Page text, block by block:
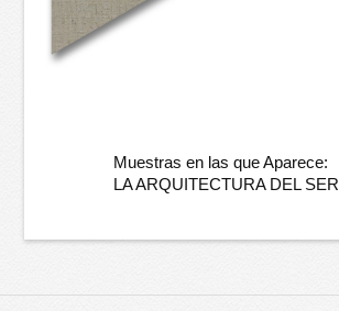
Muestras en las que Aparece:
LA ARQUITECTURA DEL SER